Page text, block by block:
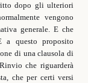
dopo gli ulteriori
vengono
generale. E che
questo proposito
di una clausola di
che riguarderà
che per certi versi